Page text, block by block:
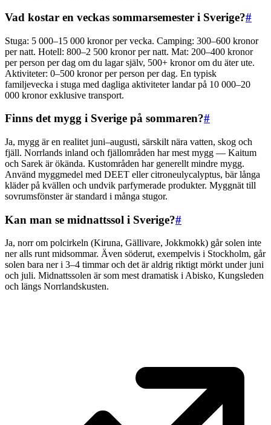
Vad kostar en veckas sommarsemester i Sverige?#
Stuga: 5 000–15 000 kronor per vecka. Camping: 300–600 kronor
per natt. Hotell: 800–2 500 kronor per natt. Mat: 200–400 kronor
per person per dag om du lagar själv, 500+ kronor om du äter ute.
Aktiviteter: 0–500 kronor per person per dag. En typisk
familjevecka i stuga med dagliga aktiviteter landar på 10 000–20
000 kronor exklusive transport.
Finns det mygg i Sverige på sommaren?#
Ja, mygg är en realitet juni–augusti, särskilt nära vatten, skog och
fjäll. Norrlands inland och fjällområden har mest mygg — Kaitum
och Sarek är ökända. Kustområden har generellt mindre mygg.
Använd myggmedel med DEET eller citroneulycalyptus, bär långa
kläder på kvällen och undvik parfymerade produkter. Myggnät till
sovrumsfönster är standard i många stugor.
Kan man se midnattssol i Sverige?#
Ja, norr om polcirkeln (Kiruna, Gällivare, Jokkmokk) går solen inte
ner alls runt midsommar. Även söderut, exempelvis i Stockholm, går
solen bara ner i 3–4 timmar och det är aldrig riktigt mörkt under juni
och juli. Midnattssolen är som mest dramatisk i Abisko, Kungsleden
och längs Norrlandskusten.